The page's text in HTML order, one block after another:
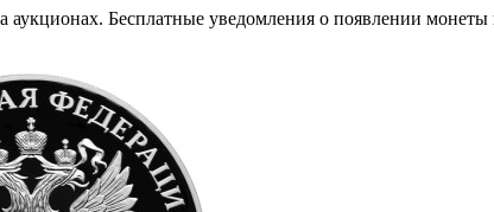
аукционах. Бесплатные уведомления о появлении